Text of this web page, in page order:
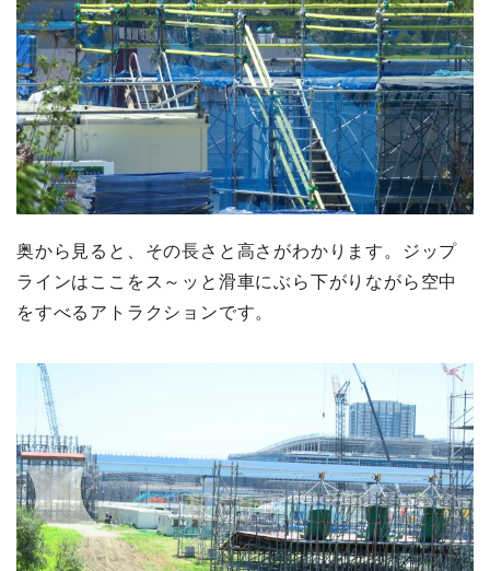
奥から見ると、その長さと高さがわかります。ジップ
ラインはここをス～ッと滑車にぶら下がりながら空中
をすべるアトラクションです。